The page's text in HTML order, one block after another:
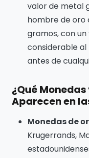
valor de metal
hombre de oro
gramos, con
considerable
antes de
¿Qué
Aparecen en
Monedas de
Krugerrands,